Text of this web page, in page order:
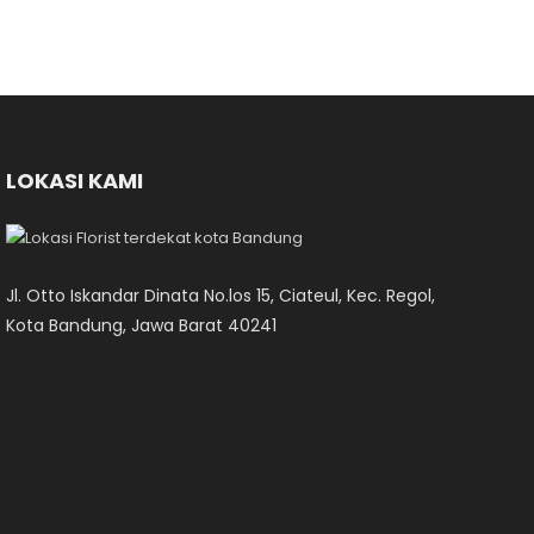
LOKASI KAMI
Jl. Otto Iskandar Dinata No.los 15, Ciateul, Kec. Regol,
Kota Bandung, Jawa Barat 40241